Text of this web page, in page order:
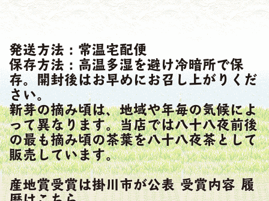
発送方法：常温宅配便
保存方法：高温多湿を避け冷暗所で保
存。開封後はお早めにお召し上がりくだ
さい。
新芽の摘み頃は、地域や年毎の気候によ
って異なります。当店では八十八夜前後
の最も摘み頃の茶葉を八十八夜茶として
販売しています。
産地賞受賞は掛川市が公表 受賞内容 履